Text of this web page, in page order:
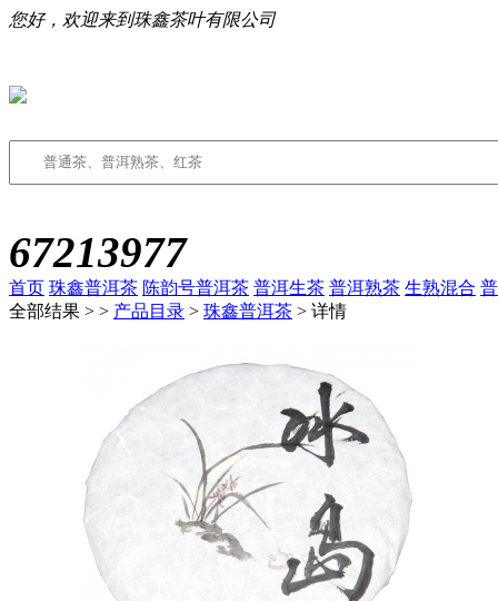
您好，欢迎来到珠鑫茶叶有限公司
67213977
首页 珠鑫普洱茶 陈韵号普洱茶 普洱生茶 普洱熟茶 生熟混合
全部结果 > > 产品目录 > 珠鑫普洱茶 > 详情